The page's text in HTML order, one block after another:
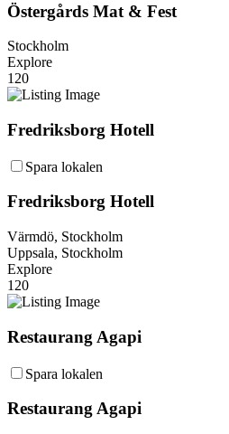
Östergårds Mat & Fest
Stockholm
Explore
120
Fredriksborg Hotell
Spara lokalen
Fredriksborg Hotell
Värmdö, Stockholm
Uppsala, Stockholm
Explore
120
Restaurang Agapi
Spara lokalen
Restaurang Agapi